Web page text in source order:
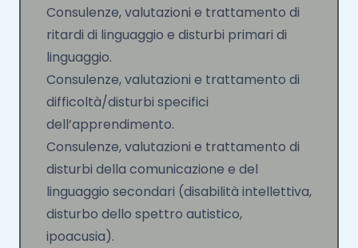
Consulenze, valutazioni e trattamento di
ritardi di linguaggio e disturbi primari di
linguaggio.
Consulenze, valutazioni e trattamento di
difficoltà/disturbi specifici
dell’apprendimento.
Consulenze, valutazioni e trattamento di
disturbi della comunicazione e del
linguaggio secondari (disabilità intellettiva,
disturbo dello spettro autistico,
ipoacusia).